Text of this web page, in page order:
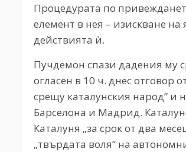
Процедурата по
елемент в нея – изискване на
действията ѝ.
Пучдемон спази дадения му
огласен в 10 ч. днес отговор
срещу каталунския народ” и
Барселона и Мадрид.
Каталуня „за срок от два
„твърдата воля” на